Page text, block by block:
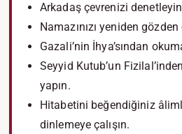
Arkadaş çevrenizi
Namazınızı yeniden
Gazali’nin İhya’sından
Seyyid Kutub’un
yapın.
Hitabetini beğendiğiniz
dinlemeye çalışın.